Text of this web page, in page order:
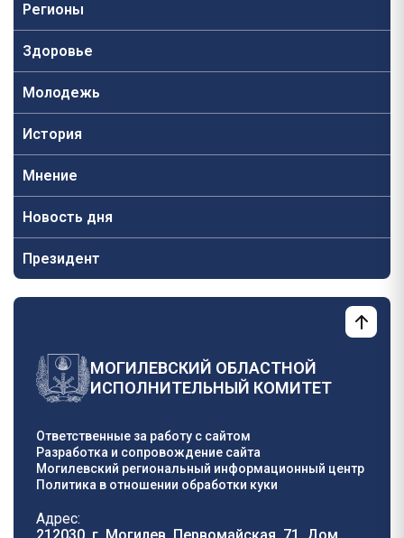
Регионы
Здоровье
Молодежь
История
Мнение
Новость дня
Президент
МОГИЛЕВСКИЙ ОБЛАСТНОЙ
ИСПОЛНИТЕЛЬНЫЙ КОМИТЕТ
Ответственные за работу с сайтом
Разработка и сопровождение сайта
Могилевский региональный информационный центр
Политика в отношении обработки куки
Адрес: